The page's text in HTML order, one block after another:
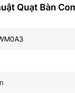
Quạt Bàn